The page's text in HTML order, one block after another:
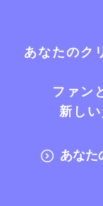
あなたのク
ファン
新し
あなた